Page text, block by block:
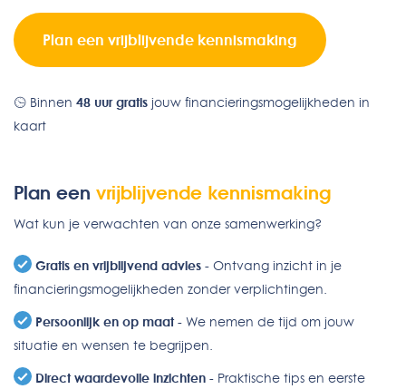
Plan een vrijblijvende kennismaking
Binnen 48 uur gratis jouw financieringsmogelijkheden in
kaart
Plan een vrijblijvende kennismaking
Wat kun je verwachten van onze samenwerking?
Gratis en vrijblijvend advies - Ontvang inzicht in je
financieringsmogelijkheden zonder verplichtingen.
Persoonlijk en op maat- We nemen de tijd om jouw
situatie en wensen te begrijpen.
Direct waardevolle inzichten - Praktische tips en eerste